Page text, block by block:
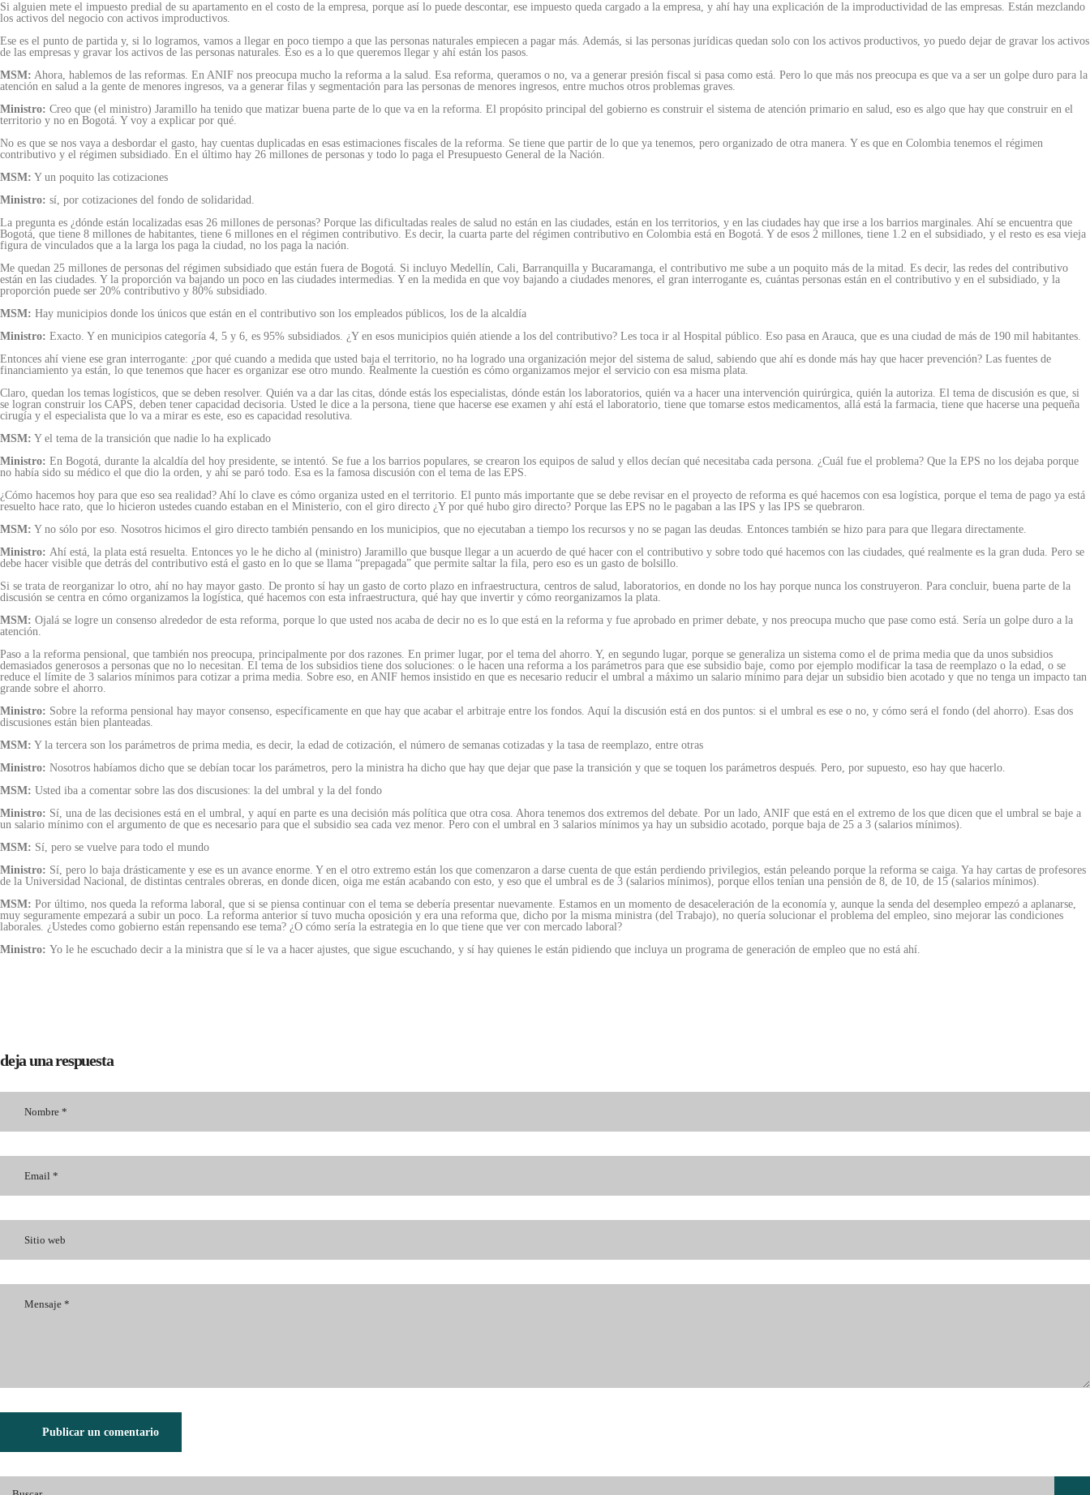
Si alguien mete el impuesto predial de su apartamento en el costo de la empresa, porque así lo puede descontar, ese impuesto queda cargado a la empresa, y ahí hay una explicación de la improductividad de las empresas. Están mezclando
los activos del negocio con activos improductivos.
Ese es el punto de partida y, si lo logramos, vamos a llegar en poco tiempo a que las personas naturales empiecen a pagar más. Además, si las personas jurídicas quedan solo con los activos productivos, yo puedo dejar de gravar los activos
de las empresas y gravar los activos de las personas naturales. Eso es a lo que queremos llegar y ahí están los pasos.
MSM: Ahora, hablemos de las reformas. En ANIF nos preocupa mucho la reforma a la salud. Esa reforma, queramos o no, va a generar presión fiscal si pasa como está. Pero lo que más nos preocupa es que va a ser un golpe duro para la
atención en salud a la gente de menores ingresos, va a generar filas y segmentación para las personas de menores ingresos, entre muchos otros problemas graves.
Ministro: Creo que (el ministro) Jaramillo ha tenido que matizar buena parte de lo que va en la reforma. El propósito principal del gobierno es construir el sistema de atención primario en salud, eso es algo que hay que construir en el
territorio y no en Bogotá. Y voy a explicar por qué.
No es que se nos vaya a desbordar el gasto, hay cuentas duplicadas en esas estimaciones fiscales de la reforma. Se tiene que partir de lo que ya tenemos, pero organizado de otra manera. Y es que en Colombia tenemos el régimen
contributivo y el régimen subsidiado. En el último hay 26 millones de personas y todo lo paga el Presupuesto General de la Nación.
MSM: Y un poquito las cotizaciones
Ministro: sí, por cotizaciones del fondo de solidaridad.
La pregunta es ¿dónde están localizadas esas 26 millones de personas? Porque las dificultadas reales de salud no están en las ciudades, están en los territorios, y en las ciudades hay que irse a los barrios marginales. Ahí se encuentra que
Bogotá, que tiene 8 millones de habitantes, tiene 6 millones en el régimen contributivo. Es decir, la cuarta parte del régimen contributivo en Colombia está en Bogotá. Y de esos 2 millones, tiene 1.2 en el subsidiado, y el resto es esa vieja
figura de vinculados que a la larga los paga la ciudad, no los paga la nación.
Me quedan 25 millones de personas del régimen subsidiado que están fuera de Bogotá. Si incluyo Medellín, Cali, Barranquilla y Bucaramanga, el contributivo me sube a un poquito más de la mitad. Es decir, las redes del contributivo
están en las ciudades. Y la proporción va bajando un poco en las ciudades intermedias. Y en la medida en que voy bajando a ciudades menores, el gran interrogante es, cuántas personas están en el contributivo y en el subsidiado, y la
proporción puede ser 20% contributivo y 80% subsidiado.
MSM: Hay municipios donde los únicos que están en el contributivo son los empleados públicos, los de la alcaldía
Ministro: Exacto. Y en municipios categoría 4, 5 y 6, es 95% subsidiados. ¿Y en esos municipios quién atiende a los del contributivo? Les toca ir al Hospital público. Eso pasa en Arauca, que es una ciudad de más de 190 mil habitantes.
Entonces ahí viene ese gran interrogante: ¿por qué cuando a medida que usted baja el territorio, no ha logrado una organización mejor del sistema de salud, sabiendo que ahí es donde más hay que hacer prevención? Las fuentes de
financiamiento ya están, lo que tenemos que hacer es organizar ese otro mundo. Realmente la cuestión es cómo organizamos mejor el servicio con esa misma plata.
Claro, quedan los temas logísticos, que se deben resolver. Quién va a dar las citas, dónde estás los especialistas, dónde están los laboratorios, quién va a hacer una intervención quirúrgica, quién la autoriza. El tema de discusión es que, si
se logran construir los CAPS, deben tener capacidad decisoria. Usted le dice a la persona, tiene que hacerse ese examen y ahí está el laboratorio, tiene que tomarse estos medicamentos, allá está la farmacia, tiene que hacerse una pequeña
cirugía y el especialista que lo va a mirar es este, eso es capacidad resolutiva.
MSM: Y el tema de la transición que nadie lo ha explicado
Ministro: En Bogotá, durante la alcaldía del hoy presidente, se intentó. Se fue a los barrios populares, se crearon los equipos de salud y ellos decían qué necesitaba cada persona. ¿Cuál fue el problema? Que la EPS no los dejaba porque
no había sido su médico el que dio la orden, y ahí se paró todo. Esa es la famosa discusión con el tema de las EPS.
¿Cómo hacemos hoy para que eso sea realidad? Ahí lo clave es cómo organiza usted en el territorio. El punto más importante que se debe revisar en el proyecto de reforma es qué hacemos con esa logística, porque el tema de pago ya está
resuelto hace rato, que lo hicieron ustedes cuando estaban en el Ministerio, con el giro directo ¿Y por qué hubo giro directo? Porque las EPS no le pagaban a las IPS y las IPS se quebraron.
MSM: Y no sólo por eso. Nosotros hicimos el giro directo también pensando en los municipios, que no ejecutaban a tiempo los recursos y no se pagan las deudas. Entonces también se hizo para para que llegara directamente.
Ministro: Ahí está, la plata está resuelta. Entonces yo le he dicho al (ministro) Jaramillo que busque llegar a un acuerdo de qué hacer con el contributivo y sobre todo qué hacemos con las ciudades, qué realmente es la gran duda. Pero se
debe hacer visible que detrás del contributivo está el gasto en lo que se llama “prepagada” que permite saltar la fila, pero eso es un gasto de bolsillo.
Si se trata de reorganizar lo otro, ahí no hay mayor gasto. De pronto sí hay un gasto de corto plazo en infraestructura, centros de salud, laboratorios, en donde no los hay porque nunca los construyeron. Para concluir, buena parte de la
discusión se centra en cómo organizamos la logística, qué hacemos con esta infraestructura, qué hay que invertir y cómo reorganizamos la plata.
MSM: Ojalá se logre un consenso alrededor de esta reforma, porque lo que usted nos acaba de decir no es lo que está en la reforma y fue aprobado en primer debate, y nos preocupa mucho que pase como está. Sería un golpe duro a la
atención.
Paso a la reforma pensional, que también nos preocupa, principalmente por dos razones. En primer lugar, por el tema del ahorro. Y, en segundo lugar, porque se generaliza un sistema como el de prima media que da unos subsidios
demasiados generosos a personas que no lo necesitan. El tema de los subsidios tiene dos soluciones: o le hacen una reforma a los parámetros para que ese subsidio baje, como por ejemplo modificar la tasa de reemplazo o la edad, o se
reduce el límite de 3 salarios mínimos para cotizar a prima media. Sobre eso, en ANIF hemos insistido en que es necesario reducir el umbral a máximo un salario mínimo para dejar un subsidio bien acotado y que no tenga un impacto tan
grande sobre el ahorro.
Ministro: Sobre la reforma pensional hay mayor consenso, específicamente en que hay que acabar el arbitraje entre los fondos. Aquí la discusión está en dos puntos: si el umbral es ese o no, y cómo será el fondo (del ahorro). Esas dos
discusiones están bien planteadas.
MSM: Y la tercera son los parámetros de prima media, es decir, la edad de cotización, el número de semanas cotizadas y la tasa de reemplazo, entre otras
Ministro: Nosotros habíamos dicho que se debían tocar los parámetros, pero la ministra ha dicho que hay que dejar que pase la transición y que se toquen los parámetros después. Pero, por supuesto, eso hay que hacerlo.
MSM: Usted iba a comentar sobre las dos discusiones: la del umbral y la del fondo
Ministro: Sí, una de las decisiones está en el umbral, y aquí en parte es una decisión más política que otra cosa. Ahora tenemos dos extremos del debate. Por un lado, ANIF que está en el extremo de los que dicen que el umbral se baje a
un salario mínimo con el argumento de que es necesario para que el subsidio sea cada vez menor. Pero con el umbral en 3 salarios mínimos ya hay un subsidio acotado, porque baja de 25 a 3 (salarios mínimos).
MSM: Sí, pero se vuelve para todo el mundo
Ministro: Sí, pero lo baja drásticamente y ese es un avance enorme. Y en el otro extremo están los que comenzaron a darse cuenta de que están perdiendo privilegios, están peleando porque la reforma se caiga. Ya hay cartas de profesores
de la Universidad Nacional, de distintas centrales obreras, en donde dicen, oiga me están acabando con esto, y eso que el umbral es de 3 (salarios mínimos), porque ellos tenían una pensión de 8, de 10, de 15 (salarios mínimos).
MSM: Por último, nos queda la reforma laboral, que si se piensa continuar con el tema se debería presentar nuevamente. Estamos en un momento de desaceleración de la economía y, aunque la senda del desempleo empezó a aplanarse,
muy seguramente empezará a subir un poco. La reforma anterior sí tuvo mucha oposición y era una reforma que, dicho por la misma ministra (del Trabajo), no quería solucionar el problema del empleo, sino mejorar las condiciones
laborales. ¿Ustedes como gobierno están repensando ese tema? ¿O cómo sería la estrategia en lo que tiene que ver con mercado laboral?
Ministro: Yo le he escuchado decir a la ministra que sí le va a hacer ajustes, que sigue escuchando, y sí hay quienes le están pidiendo que incluya un programa de generación de empleo que no está ahí.
deja una respuesta
Publicar un comentario